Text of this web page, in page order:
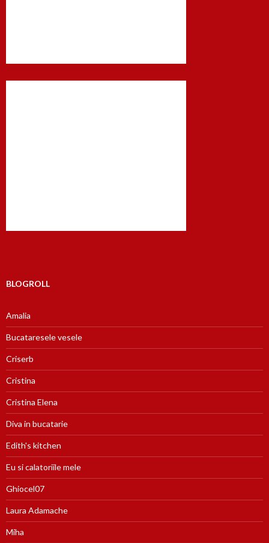
BLOGROLL
Amalia
Bucataresele vesele
Criserb
Cristina
Cristina Elena
Diva in bucatarie
Edith's kitchen
Eu si calatoriile mele
Ghiocel07
Laura Adamache
Miha